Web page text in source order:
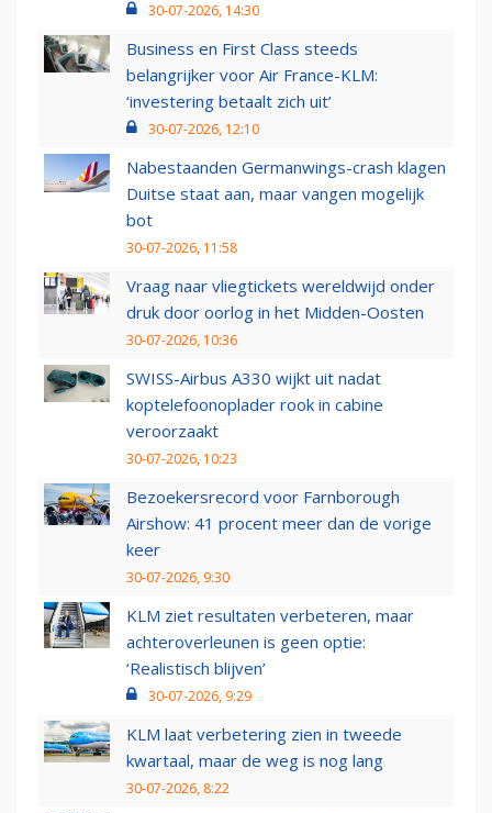
30-07-2026, 14:30
Business en First Class steeds
belangrijker voor Air France-KLM:
‘investering betaalt zich uit’
30-07-2026, 12:10
Nabestaanden Germanwings-crash klagen
Duitse staat aan, maar vangen mogelijk
bot
30-07-2026, 11:58
Vraag naar vliegtickets wereldwijd onder
druk door oorlog in het Midden-Oosten
30-07-2026, 10:36
SWISS-Airbus A330 wijkt uit nadat
koptelefoonoplader rook in cabine
veroorzaakt
30-07-2026, 10:23
Bezoekersrecord voor Farnborough
Airshow: 41 procent meer dan de vorige
keer
30-07-2026, 9:30
KLM ziet resultaten verbeteren, maar
achteroverleunen is geen optie:
‘Realistisch blijven’
30-07-2026, 9:29
KLM laat verbetering zien in tweede
kwartaal, maar de weg is nog lang
30-07-2026, 8:22